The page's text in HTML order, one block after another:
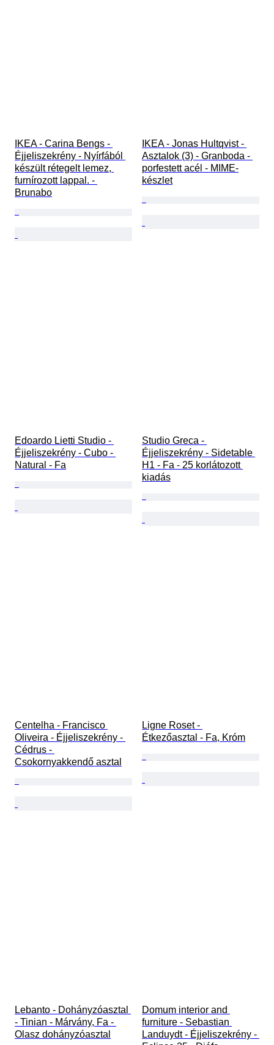
IKEA - Carina Bengs -
Éjjeliszekrény - Nyírfából
készült rétegelt lemez,
furnírozott lappal. -
Brunabo
IKEA - Jonas Hultqvist -
Asztalok (3) - Granboda -
porfestett acél - MIME-
készlet
Edoardo Lietti Studio -
Éjjeliszekrény - Cubo -
Natural - Fa
Studio Greca -
Éjjeliszekrény - Sidetable
H1 - Fa - 25 korlátozott
kiadás
Centelha - Francisco
Oliveira - Éjjeliszekrény -
Cédrus -
Csokornyakkendő asztal
Ligne Roset -
Étkezőasztal - Fa, Króm
Lebanto - Dohányzóasztal
- Tinian - Márvány, Fa -
Olasz dohányzóasztal
Domum interior and
furniture - Sebastian
Landuydt - Éjjeliszekrény -